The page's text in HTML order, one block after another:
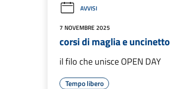
AVVISI
7 NOVEMBRE 2025
corsi di maglia e uncinetto
il filo che unisce OPEN DAY
Tempo libero